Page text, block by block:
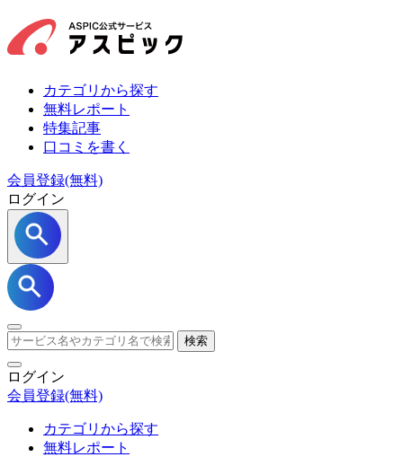
カテゴリから探す
無料レポート
特集記事
口コミを書く
会員登録(無料)
ログイン
検索
ログイン
会員登録(無料)
カテゴリから探す
無料レポート